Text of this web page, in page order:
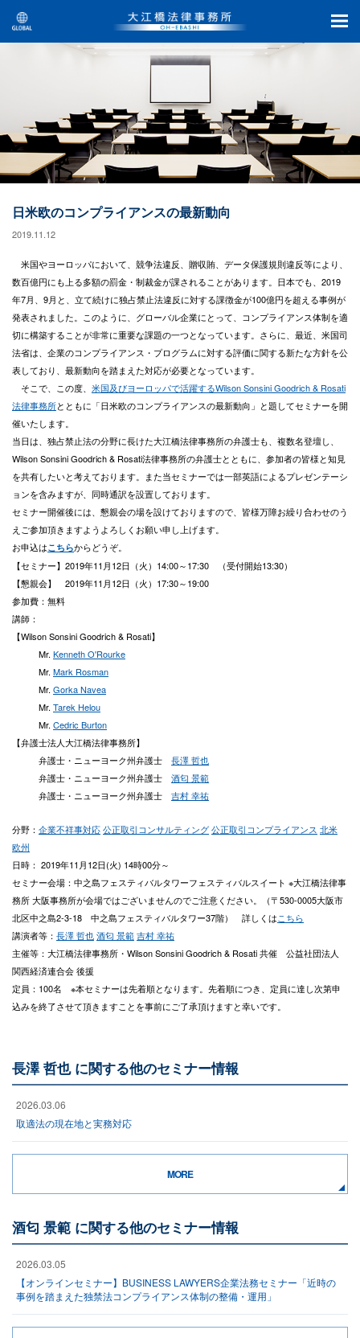
日米欧のコンプライアンスの最新動向
2019.11.12
米国やヨーロッパにおいて、競争法違反、贈収賄、データ保護規則違反等により、
数百億円にも上る多額の罰金・制裁金が課されることがあります。日本でも、2019
年7月、9月と、立て続けに独占禁止法違反に対する課徴金が100億円を超える事例が
発表されました。このように、グローバル企業にとって、コンプライアンス体制を適
切に構築することが非常に重要な課題の一つとなっています。さらに、最近、米国司
法省は、企業のコンプライアンス・プログラムに対する評価に関する新たな方針を公
表しており、最新動向を踏まえた対応が必要となっています。
そこで、この度、 米国及びヨーロッパで活躍するWilson Sonsini Goodrich & Rosati
法律事務所とともに「日米欧のコンプライアンスの最新動向」と題してセミナーを開
催いたします。
当日は、独占禁止法の分野に長けた大江橋法律事務所の弁護士も、複数名登壇し、
Wilson Sonsini Goodrich & Rosati法律事務所の弁護士とともに、参加者の皆様と知見
を共有したいと考えております。また当セミナーでは一部英語によるプレゼンテーシ
ョンを含みますが、同時通訳を設置しております。
セミナー開催後には、懇親会の場を設けておりますので、皆様万障お繰り合わせのう
えご参加頂きますようよろしくお願い申し上げます。
お申込はこちらからどうぞ。
【セミナー】2019年11月12日（火）14:00～17:30 （受付開始13:30）
【懇親会】 2019年11月12日（火）17:30～19:00
参加費：無料
講師：
【Wilson Sonsini Goodrich & Rosati】
Mr. Kenneth O'Rourke
Mr. Mark Rosman
Mr. Gorka Navea
Mr. Tarek Helou
Mr. Cedric Burton
【弁護士法人大江橋法律事務所】
弁護士・ニューヨーク州弁護士 長澤 哲也
弁護士・ニューヨーク州弁護士 酒匂 景範
弁護士・ニューヨーク州弁護士 吉村 幸祐
分野： 企業不祥事対応公正取引コンサルティング公正取引コンプライアンス 北米
欧州
日時： 2019年11月12日(火) 14時00分～
セミナー会場：中之島フェスティバルタワーフェスティバルスイート ※大江橋法律事
務所 大阪事務所が会場ではございませんのでご注意ください。（〒530-0005大阪市
北区中之島2-3-18 中之島フェスティバルタワー37階） 詳しくはこちら
講演者等： 長澤 哲也酒匂 景範吉村 幸祐
主催等：大江橋法律事務所・Wilson Sonsini Goodrich & Rosati 共催 公益社団法人
関西経済連合会 後援
定員：100名 ※本セミナーは先着順となります。先着順につき、定員に達し次第申
込みを終了させて頂きますことを事前にご了承頂けますと幸いです。
長澤 哲也 に関する他のセミナー情報
2026.03.06
取適法の現在地と実務対応
MORE
酒匂 景範 に関する他のセミナー情報
2026.03.05
【オンラインセミナー】BUSINESS LAWYERS企業法務セミナー「近時の
事例を踏まえた独禁法コンプライアンス体制の整備・運用」